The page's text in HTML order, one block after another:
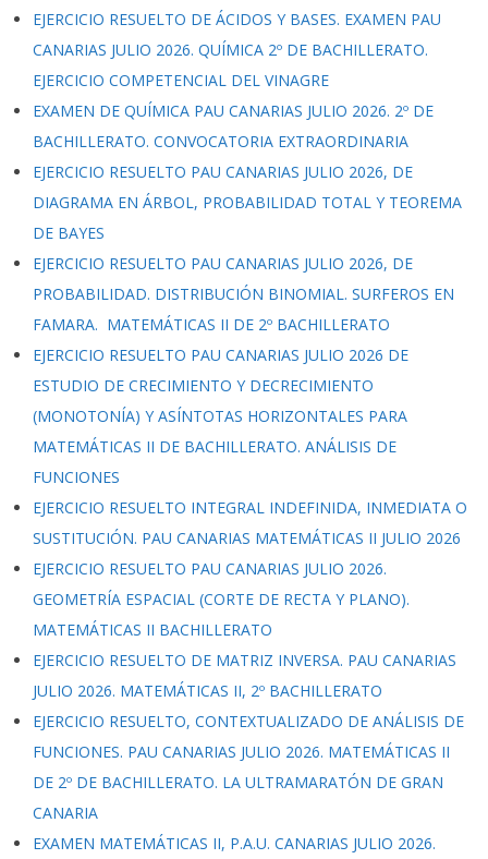
EJERCICIO RESUELTO DE ÁCIDOS Y BASES. EXAMEN PAU
CANARIAS JULIO 2026. QUÍMICA 2º DE BACHILLERATO.
EJERCICIO COMPETENCIAL DEL VINAGRE
EXAMEN DE QUÍMICA PAU CANARIAS JULIO 2026. 2º DE
BACHILLERATO. CONVOCATORIA EXTRAORDINARIA
EJERCICIO RESUELTO PAU CANARIAS JULIO 2026, DE
DIAGRAMA EN ÁRBOL, PROBABILIDAD TOTAL Y TEOREMA
DE BAYES
EJERCICIO RESUELTO PAU CANARIAS JULIO 2026, DE
PROBABILIDAD. DISTRIBUCIÓN BINOMIAL. SURFEROS EN
FAMARA. MATEMÁTICAS II DE 2º BACHILLERATO
EJERCICIO RESUELTO PAU CANARIAS JULIO 2026 DE
ESTUDIO DE CRECIMIENTO Y DECRECIMIENTO
(MONOTONÍA) Y ASÍNTOTAS HORIZONTALES PARA
MATEMÁTICAS II DE BACHILLERATO. ANÁLISIS DE
FUNCIONES
EJERCICIO RESUELTO INTEGRAL INDEFINIDA, INMEDIATA O
SUSTITUCIÓN. PAU CANARIAS MATEMÁTICAS II JULIO 2026
EJERCICIO RESUELTO PAU CANARIAS JULIO 2026.
GEOMETRÍA ESPACIAL (CORTE DE RECTA Y PLANO).
MATEMÁTICAS II BACHILLERATO
EJERCICIO RESUELTO DE MATRIZ INVERSA. PAU CANARIAS
JULIO 2026. MATEMÁTICAS II, 2º BACHILLERATO
EJERCICIO RESUELTO, CONTEXTUALIZADO DE ANÁLISIS DE
FUNCIONES. PAU CANARIAS JULIO 2026. MATEMÁTICAS II
DE 2º DE BACHILLERATO. LA ULTRAMARATÓN DE GRAN
CANARIA
EXAMEN MATEMÁTICAS II, P.A.U. CANARIAS JULIO 2026.